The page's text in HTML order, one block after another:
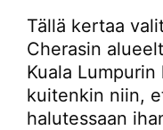
Tällä kertaa
Cherasin
Kuala
kuitenkin niin,
halutessaan